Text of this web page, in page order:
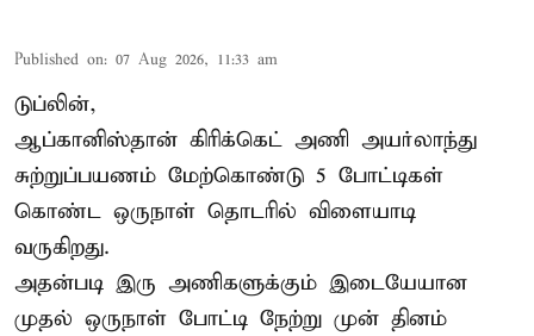
Published on: 07 Aug 2026, 11:33 am
டுப்லின்,
ஆப்கானிஸ்தான் கிரிக்கெட் அணி அயர்லாந்து
சுற்றுப்பயணம் மேற்கொண்டு 5 போட்டிகள்
கொண்ட ஒருநாள் தொடரில் விளையாடி
வருகிறது.
அதன்படி இரு அணிகளுக்கும் இடையேயான
முதல் ஒருநாள் போட்டி நேற்று முன் தினம்